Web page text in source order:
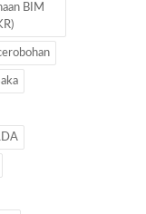
BIM